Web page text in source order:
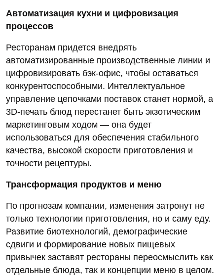
Автоматизация кухни и цифровизация
процессов
Ресторанам придется внедрять
автоматизированные производственные линии и
цифровизировать бэк‑офис, чтобы оставаться
конкурентоспособными. Интеллектуальное
управление цепочками поставок станет нормой, а
3D‑печать блюд перестанет быть экзотическим
маркетинговым ходом — она будет
использоваться для обеспечения стабильного
качества, высокой скорости приготовления и
точности рецептуры.
Трансформация продуктов и меню
По прогнозам компании, изменения затронут не
только технологии приготовления, но и саму еду.
Развитие биотехнологий, демографические
сдвиги и формирование новых пищевых
привычек заставят рестораны переосмыслить как
отдельные блюда, так и концепции меню в целом.